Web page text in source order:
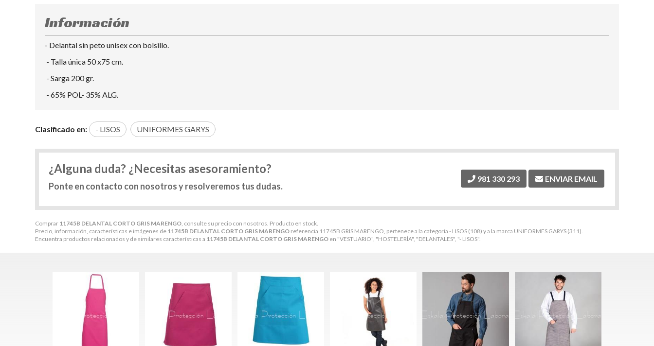
Comprar 11745B DELANTAL CORTO GRIS MARENGO, consulte su precio con nosotros. Producto en stock.
Precio, información, características e imágenes de 11745B DELANTAL CORTO GRIS MARENGO referencia 11745B GRIS MARENGO, pertenece a la categoría - LISOS (108) y a la marca UNIFORMES GARYS (311).
Encuentra productos relacionados y de similares características a 11745B DELANTAL CORTO GRIS MARENGO en "VESTUARIO", "HOSTELERÍA", "DELANTALES", "- LISOS".
Información
- Delantal sin peto unisex con bolsillo.
- Talla única 50 x75 cm.
- Sarga 200 gr.
- 65% POL- 35% ALG.
Clasificado en: - LISOS UNIFORMES GARYS
¿Alguna duda? ¿Necesitas asesoramiento?
Ponte en contacto con nosotros y resolveremos tus dudas.
981 330 293 ENVIAR EMAIL